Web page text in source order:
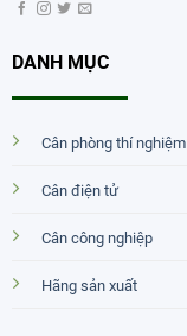
DANH MỤC
Cân phòng thí nghiệm
Cân điện tử
Cân công nghiệp
Hãng sản xuất